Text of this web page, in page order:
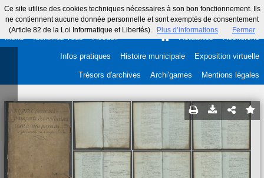
Ce site utilise des cookies techniques nécessaires à son bon fonctionnement. Ils
ne contiennent aucune donnée personnelle et sont exemptés de consentement
(Article 82 de la Loi Informatique et Libertés).
Plus d’informations Fermer
Menu Identifiez-vous Accueil Actualités Recherche
Infos pratiques Histoire municipale Exposition virtuelle
Trésors d'archives Archi'games Mentions légales